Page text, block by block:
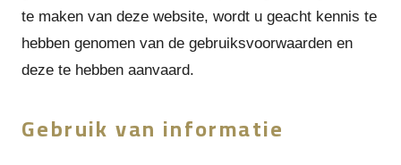
te maken van deze website, wordt u geacht kennis te
hebben genomen van de gebruiksvoorwaarden en
deze te hebben aanvaard.
Gebruik van informatie